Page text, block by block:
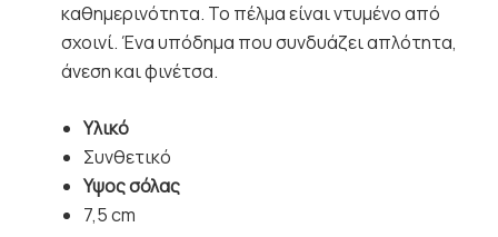
καθημερινότητα. Το πέλμα είναι ντυμένο από
σχοινί. Ένα υπόδημα που συνδυάζει απλότητα,
άνεση και φινέτσα.
Υλικό
Συνθετικό
Υψος σόλας
7,5 cm